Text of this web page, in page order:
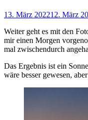
13. März 202212. März
Weiter geht es mit den
mir einen Morgen
mal zwischendurch
Das Ergebnis ist ein
wäre besser gewesen,